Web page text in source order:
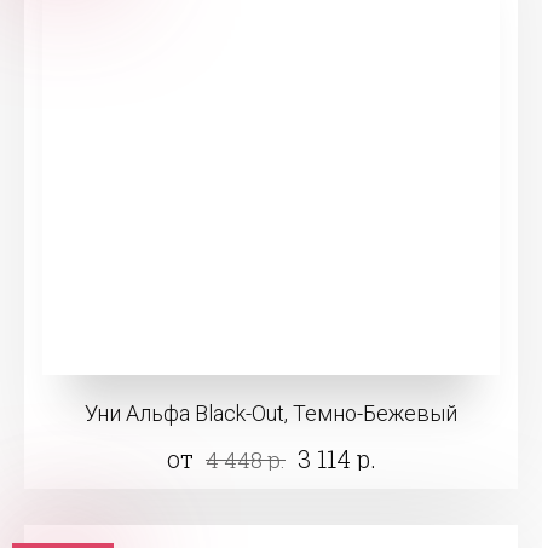
Уни Альфа Black-Out, Темно-Бежевый
от 4 448 р. 3 114 р.